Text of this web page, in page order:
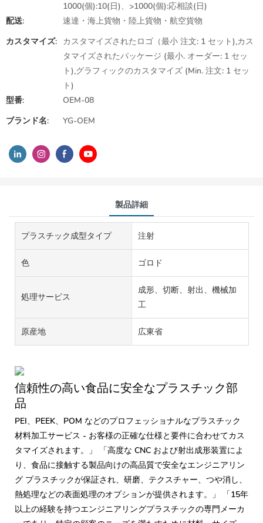
1000(個):10(日)、>1000(個):応相談(日)
配送:
速達・海上貨物・陸上貨物・航空貨物
カスタマイズ: カスタマイズされたロゴ（最小 注文: 1 セット),カス
タマイズされたパッケージ (最小. オーダー: 1 セッ
ト),グラフィックのカスタマイズ (Min. 注文: 1 セッ
ト)
型番:
OEM-08
ブランド名:
YG-OEM
製品詳細
プラスチック成型タイプ 注射
色 ゴロド
処理サービス
成形、切断、射出、機械加
工
原産地 広東省
信頼性の高い食品に安全なプラスチック部
品
PEI、PEEK、POM などのプロフェッショナルなプラスチック
材料加工サービス - お客様の正確な仕様と要件に合わせてカス
タマイズされます。」 「高度な CNC および射出成形装置によ
り、食品に接触する製品向けの高品質で安全なエンジニアリン
グ プラスチックが保証され、研磨、テクスチャー、つや消し、
熱処理などの表面処理のオプションが提供されます。」 「15年
以上の経験を持つエンジニアリングプラスチックの専門メーカ